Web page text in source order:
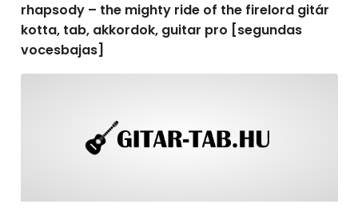
rhapsody – the mighty ride of the firelord gitár
kotta, tab, akkordok, guitar pro [segundas
vocesbajas]